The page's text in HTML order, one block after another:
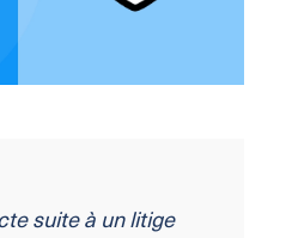
suite à un litige